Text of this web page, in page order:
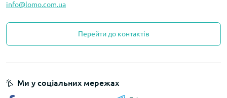
info@lomo.com.ua
Перейти до контактів
Ми у соціальних мережах